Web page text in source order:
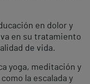
en dolor y
en su tratamiento
de vida.
yoga, meditación y
la escalada y